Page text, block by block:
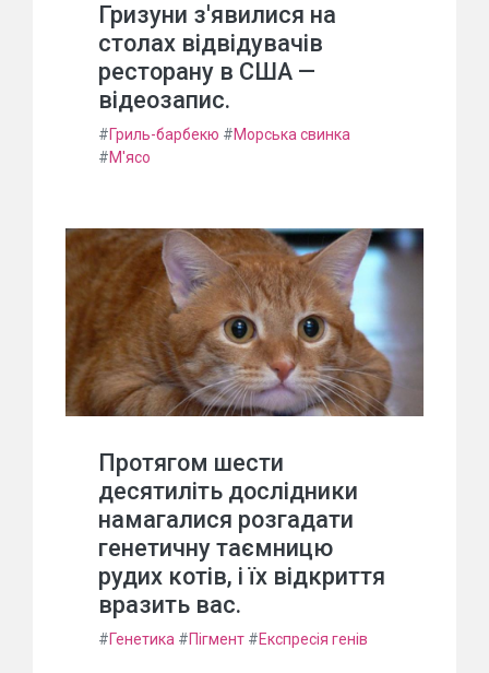
Гризуни з'явилися на
столах відвідувачів
ресторану в США —
відеозапис.
#Гриль-барбекю #Морська свинка
#М'ясо
Протягом шести
десятиліть дослідники
намагалися розгадати
генетичну таємницю
рудих котів, і їх відкриття
вразить вас.
#Генетика #Пігмент #Експресія генів